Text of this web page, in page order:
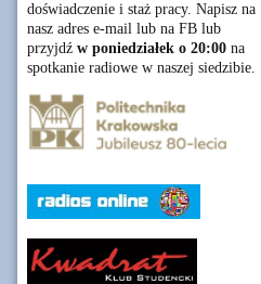
doświadczenie i staż pracy. Napisz na
nasz adres e-mail lub na FB lub
przyjdź w poniedziałek o 20:00 na
spotkanie radiowe w naszej siedzibie.